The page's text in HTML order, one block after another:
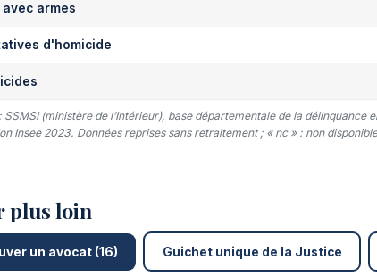
avec armes
d'homicide
SSMSI (ministère de l’Intérieur), base départementale de la délinquance
Insee 2023. Données reprises sans retraitement ; « nc » : non
plus loin
un avocat (16) Guichet unique de la Justice